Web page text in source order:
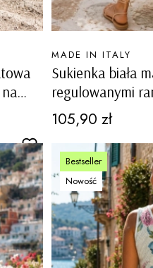
Sukienka biała
regulowanymi
podszewką
PRODUCENT
MADE IN ITALY
Cena
105,90 zł
Bestseller
Nowość